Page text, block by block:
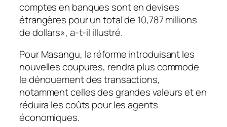
comptes en banques sont en devises
étrangères pour un total de 10,787 millions
de dollars», a-t-il illustré.
Pour Masangu, la réforme introduisant les
nouvelles coupures, rendra plus commode
le dénouement des transactions,
notamment celles des grandes valeurs et en
réduira les coûts pour les agents
économiques.